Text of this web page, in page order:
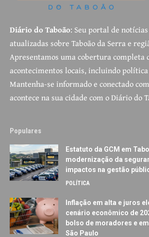
Diário do Taboão: Seu portal de
atualizadas sobre Taboão da Serra e
Apresentamos uma cobertura completa
acontecimentos locais, incluindo política
Mantenha-se informado e conectado
acontece na sua cidade com o Diário do
Populares
Estatuto da GCM em
modernização da
impactos na gestão
POLÍTICA
Inflação em alta e juros
cenário econômico de
bolso de moradores e
São Paulo